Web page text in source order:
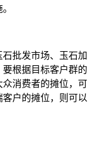
批发市场、玉石加
根据目标客户群的
消费者的摊位，可
户的摊位，则可以